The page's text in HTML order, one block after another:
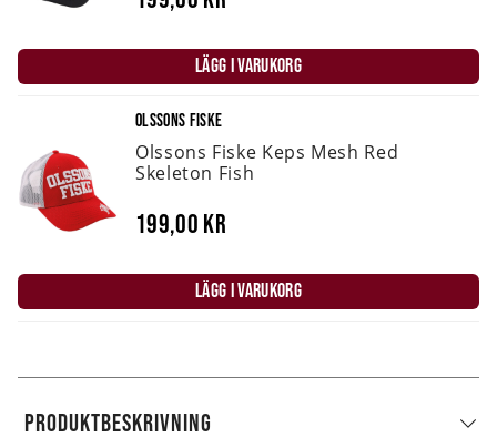
LÄGG I VARUKORG
OLSSONS FISKE
Olssons Fiske Keps Mesh Red
Skeleton Fish
199,00 kr
LÄGG I VARUKORG
PRODUKTBESKRIVNING